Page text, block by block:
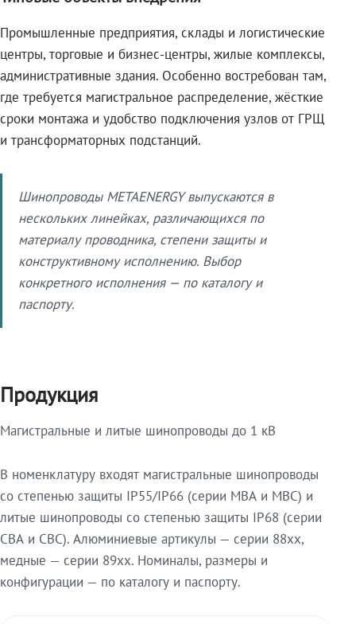
Промышленные предприятия, склады и логистические
центры, торговые и бизнес-центры, жилые комплексы,
административные здания. Особенно востребован там,
где требуется магистральное распределение, жёсткие
сроки монтажа и удобство подключения узлов от ГРЩ
и трансформаторных подстанций.
Шинопроводы METAENERGY выпускаются в
нескольких линейках, различающихся по
материалу проводника, степени защиты и
конструктивному исполнению. Выбор
конкретного исполнения — по каталогу и
паспорту.
Продукция
Магистральные и литые шинопроводы до 1 кВ
В номенклатуру входят магистральные шинопроводы
со степенью защиты IP55/IP66 (серии МВА и МВС) и
литые шинопроводы со степенью защиты IP68 (серии
СВА и СВС). Алюминиевые артикулы — серии 88xx,
медные — серии 89xx. Номиналы, размеры и
конфигурации — по каталогу и паспорту.